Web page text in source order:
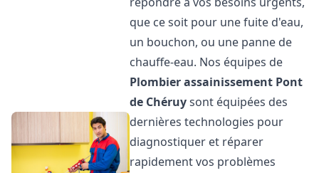
que ce soit pour une fuite d'eau,
un bouchon, ou une panne de
chauffe-eau. Nos équipes de
Plombier assainissement Pont
de Chéruysont équipées des
dernières technologies pour
diagnostiquer et réparer
rapidement vos problèmes